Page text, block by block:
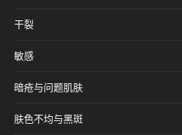
干裂
敏感
暗疮与问题肌肤
肤色不均与黑斑